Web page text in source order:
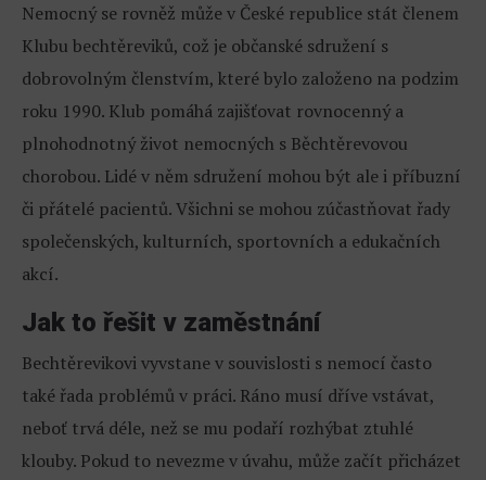
Nemocný se rovněž může v České republice stát členem
Klubu bechtěreviků, což je občanské sdružení s
dobrovolným členstvím, které bylo založeno na podzim
roku 1990. Klub pomáhá zajišťovat rovnocenný a
plnohodnotný život nemocných s Běchtěrevovou
chorobou. Lidé v něm sdružení mohou být ale i příbuzní
či přátelé pacientů. Všichni se mohou zúčastňovat řady
společenských, kulturních, sportovních a edukačních
akcí.
Jak to řešit v zaměstnání
Bechtěrevikovi vyvstane v souvislosti s nemocí často
také řada problémů v práci. Ráno musí dříve vstávat,
neboť trvá déle, než se mu podaří rozhýbat ztuhlé
klouby. Pokud to nevezme v úvahu, může začít přicházet